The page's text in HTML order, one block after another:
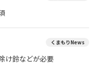
くまもりNews
け鈴などが必要